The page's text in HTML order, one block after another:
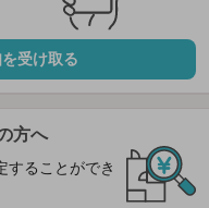
受け取る
方へ
することができ